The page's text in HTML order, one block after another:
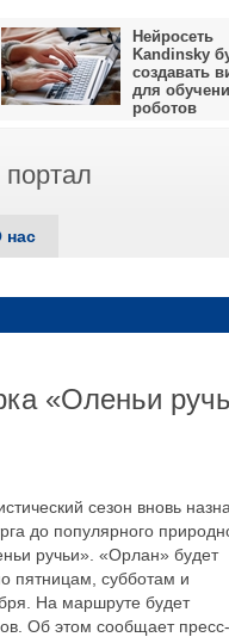
Нейросеть
Kandinsky
создавать
для
роботов
нас
«Оленьи
сезон вновь
до популярного
ручьи». «Орлан» будет
пятницам, субботам и
На маршруте будет
Об этом сообщает